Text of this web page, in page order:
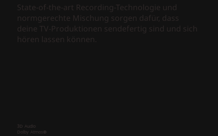
State-of-the-art Recording-Technologie und
normgerechte Mischung sorgen dafür, dass
deine TV-Produktionen sendefertig sind und sich
hören lassen können.
3D Audio
Dolby Atmos®